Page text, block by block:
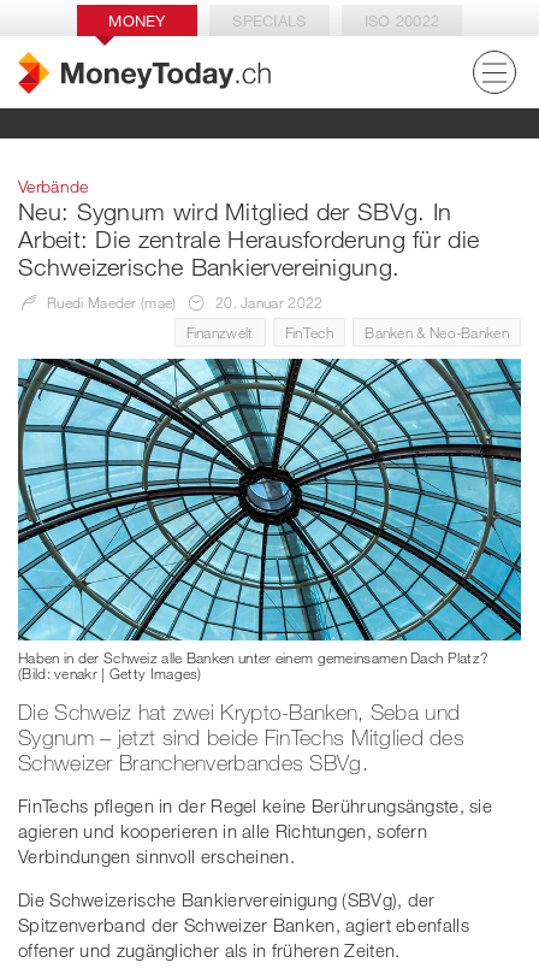
MONEY SPECIALS ISO 20022
Verbände
Neu: Sygnum wird Mitglied der SBVg. In
Arbeit: Die zentrale Herausforderung für die
Schweizerische Bankiervereinigung.
Ruedi Maeder (mae)
20. Januar 2022
Finanzwelt
FinTech Banken & Neo-Banken
Haben in der Schweiz alle Banken unter einem gemeinsamen Dach Platz?
(Bild: venakr | Getty Images)
Die Schweiz hat zwei Krypto-Banken, Seba und
Sygnum – jetzt sind beide FinTechs Mitglied des
Schweizer Branchenverbandes SBVg.
FinTechs pflegen in der Regel keine Berührungsängste, sie
agieren und kooperieren in alle Richtungen, sofern
Verbindungen sinnvoll erscheinen.
Die Schweizerische Bankiervereinigung (SBVg), der
Spitzenverband der Schweizer Banken, agiert ebenfalls
offener und zugänglicher als in früheren Zeiten.